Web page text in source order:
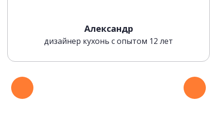
Александр
дизайнер кухонь с опытом 12 лет